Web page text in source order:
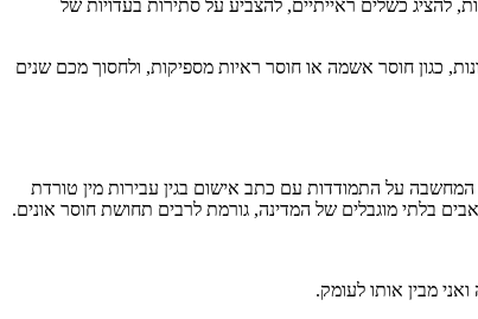
להציג כשלים ראייתיים, להצביע על סתירות בעדויות של
כגון חוסר אשמה או חוסר ראיות מספיקות, ולחסוך מכם שנים
על התמודדות עם כתב אישום בגין עבירות מין טורדת
בלתי מוגבלים של המדינה, גורמת לרבים תחושת חוסר אונים.
מבין אותו לעומק.